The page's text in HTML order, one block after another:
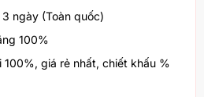
ngày (Toàn quốc)
100%
100%, giá rẻ nhất, chiết khấu %